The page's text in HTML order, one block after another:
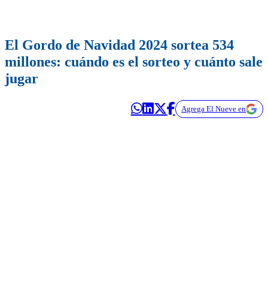
El Gordo de Navidad 2024 sortea 534
millones: cuándo es el sorteo y cuánto sale
jugar
Agrega El Nueve en